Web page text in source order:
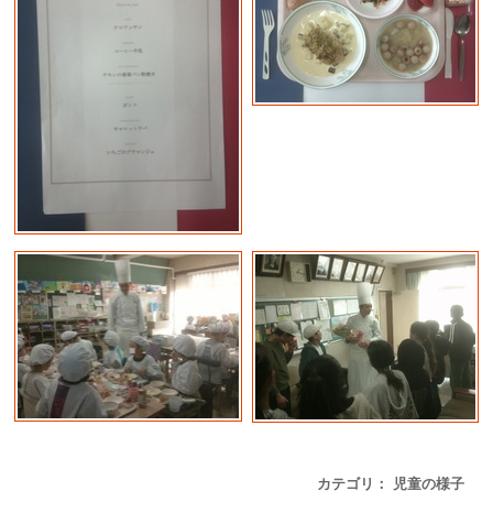
カテゴリ： 児童の様子